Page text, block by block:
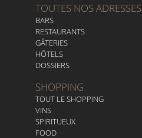
TOUTES NOS ADRESSES
BARS
RESTAURANTS
GÂTERIES
HÔTELS
DOSSIERS
SHOPPING
TOUT LE SHOPPING
VINS
SPIRITUEUX
FOOD